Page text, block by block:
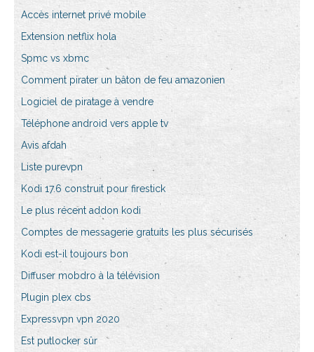
Accès internet privé mobile
Extension netflix hola
Spmc vs xbmc
Comment pirater un bâton de feu amazonien
Logiciel de piratage à vendre
Téléphone android vers apple tv
Avis afdah
Liste purevpn
Kodi 17.6 construit pour firestick
Le plus récent addon kodi
Comptes de messagerie gratuits les plus sécurisés
Kodi est-il toujours bon
Diffuser mobdro à la télévision
Plugin plex cbs
Expressvpn vpn 2020
Est putlocker sûr